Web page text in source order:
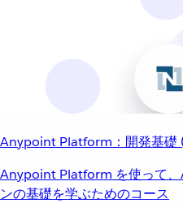
Anypoint Platform：開発基礎
Anypoint Platform を使って、
ンの基礎を学ぶためのコース